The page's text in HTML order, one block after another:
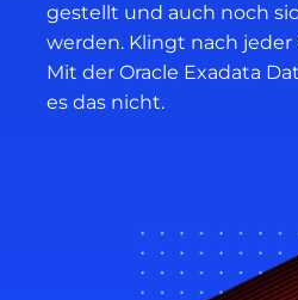
gestellt und auch noch
werden. Klingt nach
Mit der Oracle Exadata
es das nicht.